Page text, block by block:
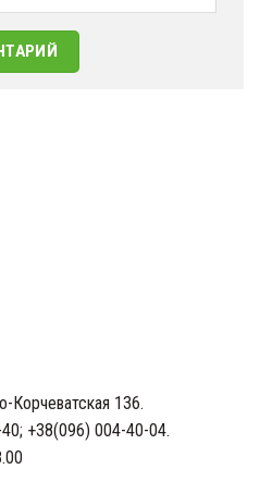
Корчеватская 136.
+38(096) 004-40-04.